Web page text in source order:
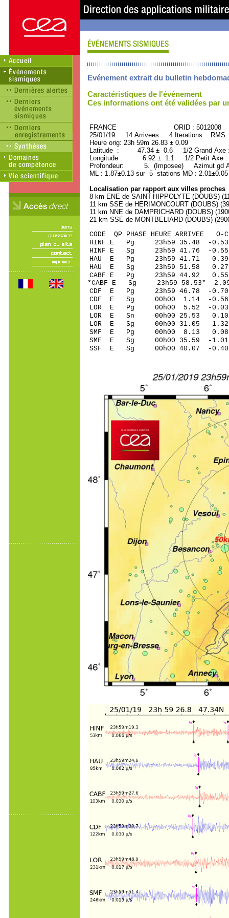
Evénement extrait du bulletin
Caractéristiques de l'événement
Ces informations ont été validées par
FRANCE ORID : 5012008
25/01/19 14 Arrivees 4 Iterations RMS
Heure orig: 23h 59m 26.83 ± 0.09
Latitude : 47.34 ± 0.6 1/2 Grand
Longitude : 6.92 ± 1.1 1/2 Petit Axe
Profondeur: 5. (Imposee) Azimut gd
ML : 1.87±0.13 sur 5 stations MD :
Localisation par rapport aux villes proches
8 km ENE de SAINT-HIPPOLYTE (DOUBS)
11 km SSE de HERIMONCOURT (DOUBS)
11 km NNE de DAMPRICHARD (DOUBS)
21 km SSE de MONTBELIARD (DOUBS)
CODE QP PHASE HEURE
HINF E Pg 23h59
HINF E Sg 23h59 41.76
HAU E Pg 23h59
HAU E Sg 23h59 51.58
CABF E Pg 23h59
*CABF E Sg 23h59
CDF E Pg 23h59
CDF E Sg 00h00 1.14 -
LOR E Pg 00h00
LOR E Sn 00h00
LOR E Sg 00h00 31.05 -
SMF E Pg 00h00
SMF E Sg 00h00 35.59 -
SSF E Sg 00h00 40.07 -